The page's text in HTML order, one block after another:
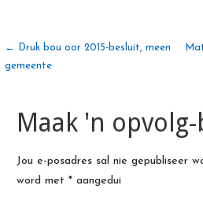
Artikel
navigasie
← Druk bou oor 2015-besluit, meen
gemeente
Maak 'n
Jou e-posadres sal nie gepubliseer
word met *aangedui